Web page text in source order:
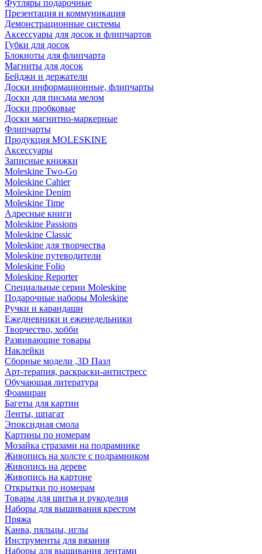
Футляры подарочные
Презентация и коммуникация
Демонстрационные системы
Аксессуары для досок и флипчартов
Губки для досок
Блокноты для флипчарта
Магниты для досок
Бейджи и держатели
Доски информационные, флипчарты
Доски для письма мелом
Доски пробковые
Доски магнитно-маркерные
Флипчарты
Продукция MOLESKINE
Аксессуары
Записные книжки
Moleskine Two-Go
Moleskine Cahier
Moleskine Denim
Moleskine Time
Адресные книги
Moleskine Passions
Moleskine Classic
Moleskine для творчества
Moleskine путеводители
Moleskine Folio
Moleskine Reporter
Специальные серии Moleskine
Подарочные наборы Moleskine
Ручки и карандаши
Ежедневники и еженедельники
Творчество, хобби
Развивающие товары
Наклейки
Сборные модели ,3D Пазл
Арт-терапия, раскраски-антистресс
Обучающая литература
Фоамиран
Багеты для картин
Ленты, шпагат
Эпоксидная смола
Картины по номерам
Мозайка стразами на подрамнике
Живопись на холсте с подрамником
Живопись на дереве
Живопись на картоне
Открытки по номерам
Товары для шитья и рукоделия
Наборы для вышивания крестом
Пряжа
Канва, пяльцы, иглы
Инструменты для вязания
Наборы для вышивания лентами